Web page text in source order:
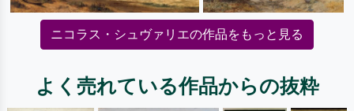
ニコラス・シュヴァリエの作品をもっと見る
よく売れている作品からの抜粋